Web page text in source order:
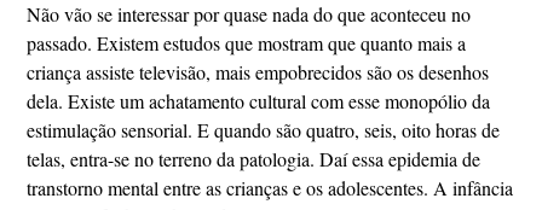
Não vão se interessar por quase nada do que aconteceu no
passado. Existem estudos que mostram que quanto mais a
criança assiste televisão, mais empobrecidos são os desenhos
dela. Existe um achatamento cultural com esse monopólio da
estimulação sensorial. E quando são quatro, seis, oito horas de
telas, entra-se no terreno da patologia. Daí essa epidemia de
transtorno mental entre as crianças e os adolescentes. A infância